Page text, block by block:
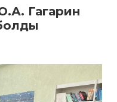
Гагарин